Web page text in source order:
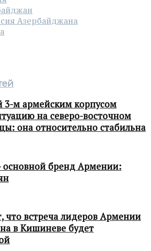
Азербайджана
м армейским корпусом
на северо-восточном
она относительно стабильна
бренд Армении:
встреча лидеров Армении
в Кишиневе будет